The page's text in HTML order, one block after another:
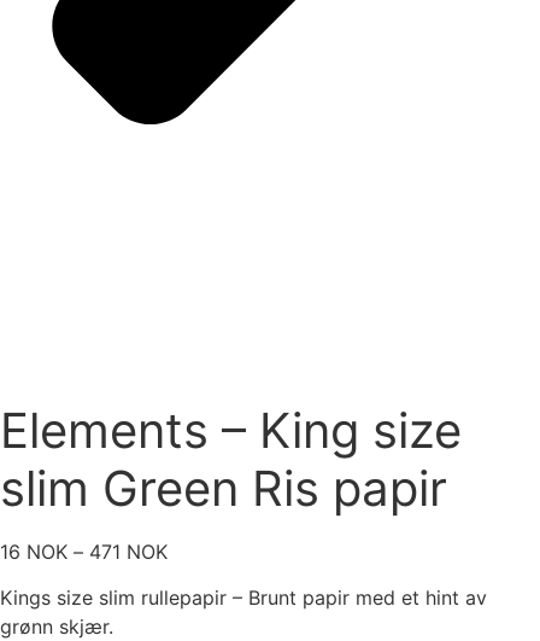
Elements – King size
slim Green Ris papir
16 NOK – 471 NOKPrisområde:
til
Kings size slim rullepapir – Brunt papir med et hint av
grønn skjær.